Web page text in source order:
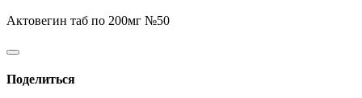
Актовегин таб по 200мг №50
Поделиться